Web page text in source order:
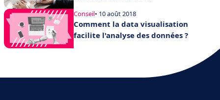
Conseil• 10 août 2018
Comment la data visualisation
facilite l'analyse des données ?